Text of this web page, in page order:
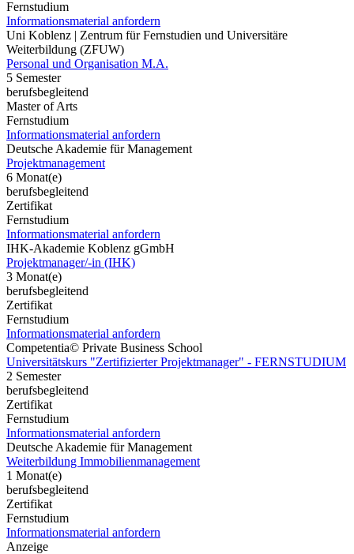
Fernstudium
Informationsmaterial anfordern
Uni Koblenz | Zentrum für Fernstudien und Universitäre
Weiterbildung (ZFUW)
Personal und Organisation M.A.
5 Semester
berufsbegleitend
Master of Arts
Fernstudium
Informationsmaterial anfordern
Deutsche Akademie für Management
Projektmanagement
6 Monat(e)
berufsbegleitend
Zertifikat
Fernstudium
Informationsmaterial anfordern
IHK-Akademie Koblenz gGmbH
Projektmanager/-in (IHK)
3 Monat(e)
berufsbegleitend
Zertifikat
Fernstudium
Informationsmaterial anfordern
Competentia© Private Business School
Universitätskurs "Zertifizierter Projektmanager" - FERNSTUDIUM
2 Semester
berufsbegleitend
Zertifikat
Fernstudium
Informationsmaterial anfordern
Deutsche Akademie für Management
Weiterbildung Immobilienmanagement
1 Monat(e)
berufsbegleitend
Zertifikat
Fernstudium
Informationsmaterial anfordern
Anzeige